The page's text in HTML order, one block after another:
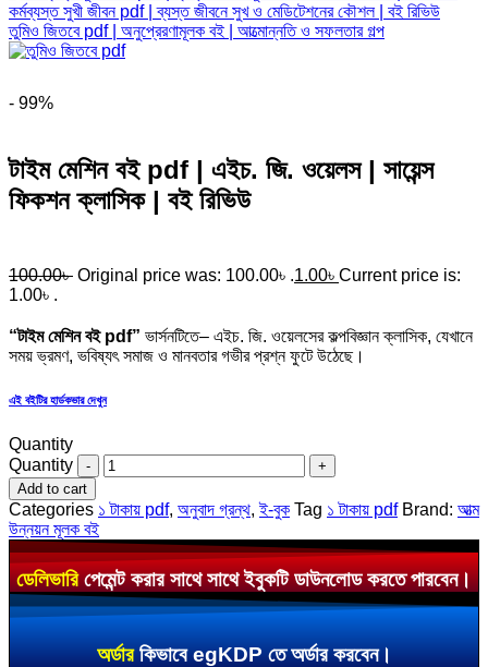
কর্মব্যস্ত সুখী জীবন pdf | ব্যস্ত জীবনে সুখ ও মেডিটেশনের কৌশল | বই রিভিউ
তুমিও জিতবে pdf | অনুপ্রেরণামূলক বই | আত্মোন্নতি ও সফলতার গল্প
- 99%
টাইম মেশিন বই pdf | এইচ. জি. ওয়েলস | সায়েন্স
ফিকশন ক্লাসিক | বই রিভিউ
100.00৳ Original price was: 100.00৳ .1.00৳ Current price is:
1.00৳ .
“টাইম মেশিন বই pdf” ভার্সনটিতে– এইচ. জি. ওয়েলসের কল্পবিজ্ঞান ক্লাসিক, যেখানে
সময় ভ্রমণ, ভবিষ্যৎ সমাজ ও মানবতার গভীর প্রশ্ন ফুটে উঠেছে।
এই বইটির হার্ডকভার দেখুন
Quantity
Quantity
Add to cart
Categories ১ টাকায় pdf, অনুবাদ গ্রন্থ,ই-বুক Tag ১ টাকায় pdf Brand: আত্ম
উন্নয়ন মূলক বই
ডেলিভারি পেমেন্ট করার সাথে সাথে ইবুকটি ডাউনলোড করতে পারবেন।
অর্ডার কিভাবে egKDP তে অর্ডার করবেন।